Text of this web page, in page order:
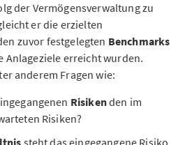
der Vermögensverwaltung zu
er die erzielten
zuvor festgelegten Benchmarks
Anlageziele erreicht wurden.
anderem Fragen wie:
Risikenden im
Risiken?
steht das eingegangene Risiko